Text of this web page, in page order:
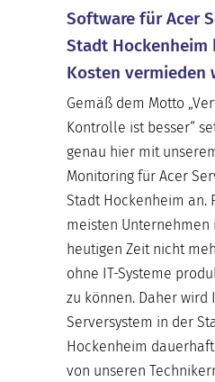
Software für Acer
Stadt Hockenheim
Kosten vermieden
Gemäß dem Motto
Kontrolle ist besser“
genau hier mit
Monitoring für Acer
Stadt Hockenheim an.
meisten Unternehmen
heutigen Zeit nicht
ohne IT-Systeme
zu können. Daher wird
Serversystem in der
Hockenheim
von unseren